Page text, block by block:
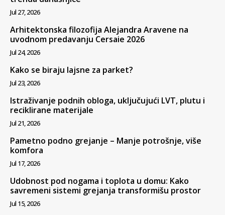
Jul 27, 2026
Arhitektonska filozofija Alejandra Aravene na
uvodnom predavanju Cersaie 2026
Jul 24, 2026
Kako se biraju lajsne za parket?
Jul 23, 2026
Istraživanje podnih obloga, uključujući LVT, plutu i
reciklirane materijale
Jul 21, 2026
Pametno podno grejanje – Manje potrošnje, više
komfora
Jul 17, 2026
Udobnost pod nogama i toplota u domu: Kako
savremeni sistemi grejanja transformišu prostor
Jul 15, 2026